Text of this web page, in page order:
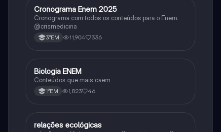
Matematica
Cronograma Enem 2025
Cronograma com todos os conteúdos para o Enem.
@crismedicina
3°EM 11,904 336
Ciência
Biologia ENEM
Conteúdos que mais caem
1°EM 1,823 46
Biologia
relações ecológicas